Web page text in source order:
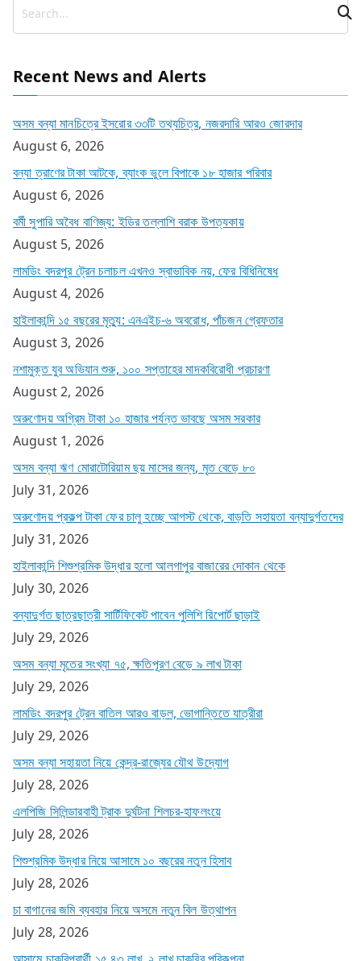
Recent News and Alerts
অসম বন্যা মানচিত্রে ইসরোর ৩৩টি তথ্যচিত্র, নজরদারি আরও জোরদার
August 6, 2026
বন্যা ত্রাণের টাকা আটকে, ব্যাংক ভুলে বিপাকে ১৮ হাজার পরিবার
August 6, 2026
বর্মী সুপারি অবৈধ বাণিজ্য: ইডির তল্লাশি বরাক উপত্যকায়
August 5, 2026
লামডিং বদরপুর ট্রেন চলাচল এখনও স্বাভাবিক নয়, ফের বিধিনিষেধ
August 4, 2026
হাইলাকান্দি ১৫ বছরের মৃত্যু: এনএইচ-৬ অবরোধ, পাঁচজন গ্রেফতার
August 3, 2026
নশামুক্ত যুব অভিযান শুরু, ১০০ সপ্তাহের মাদকবিরোধী প্রচারণা
August 2, 2026
অরুণোদয় অগ্রিম টাকা ১০ হাজার পর্যন্ত ভাবছে অসম সরকার
August 1, 2026
অসম বন্যা ঋণ মোরাটোরিয়াম ছয় মাসের জন্য, মৃত বেড়ে ৮০
July 31, 2026
অরুণোদয় প্রকল্প টাকা ফের চালু হচ্ছে আগস্ট থেকে, বাড়তি সহায়তা বন্যাদুর্গতদের
July 31, 2026
হাইলাকান্দি শিশুশ্রমিক উদ্ধার হলো আলগাপুর বাজারের দোকান থেকে
July 30, 2026
বন্যাদুর্গত ছাত্রছাত্রী সার্টিফিকেট পাবেন পুলিশি রিপোর্ট ছাড়াই
July 29, 2026
অসম বন্যা মৃতের সংখ্যা ৭৫, ক্ষতিপূরণ বেড়ে ৯ লাখ টাকা
July 29, 2026
লামডিং বদরপুর ট্রেন বাতিল আরও বাড়ল, ভোগান্তিতে যাত্রীরা
July 29, 2026
অসম বন্যা সহায়তা নিয়ে কেন্দ্র-রাজ্যের যৌথ উদ্যোগ
July 28, 2026
এলপিজি সিলিন্ডারবাহী ট্রাক দুর্ঘটনা শিলচর-হাফলংয়ে
July 28, 2026
শিশুশ্রমিক উদ্ধার নিয়ে আসামে ১০ বছরের নতুন হিসাব
July 28, 2026
চা বাগানের জমি ব্যবহার নিয়ে অসমে নতুন বিল উত্থাপন
July 28, 2026